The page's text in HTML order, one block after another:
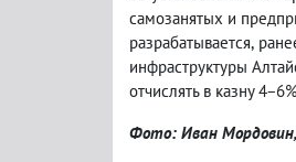
самозанятых и
разрабатывается,
инфраструктуры
отчислять в казну
Фото: Иван